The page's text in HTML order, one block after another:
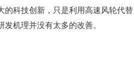
的科技创新，只是利用高速风轮代替
机理并没有太多的改善。